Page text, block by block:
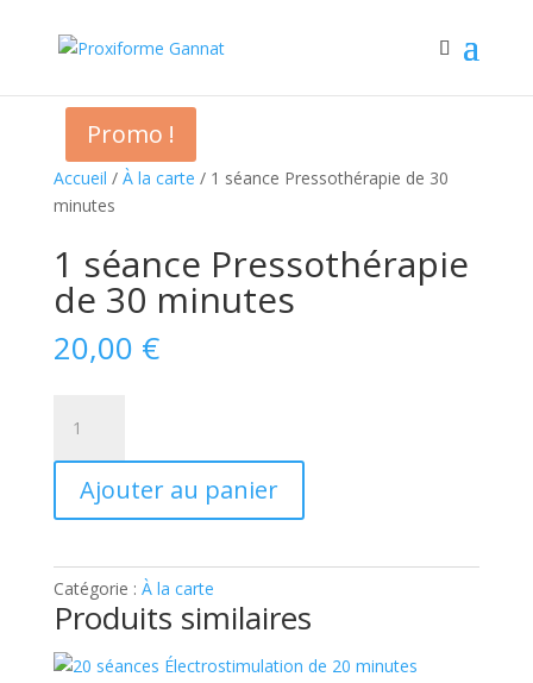
Accueil / À la carte / 1 séance Pressothérapie de 30
minutes
1 séance Pressothérapie
de 30 minutes
20,00 €
1
séance
Pressothérapie
30
minutes
Ajouter au panier
Catégorie : À la carte
Produits similaires
Promo !